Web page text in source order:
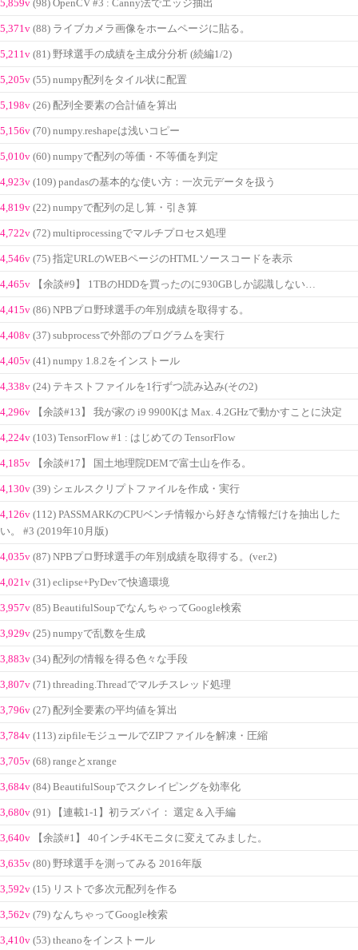
5,859v (98) OpenCV #3 : Canny法でエッジ抽出
5,371v (88) ライブカメラ画像をホームページに貼る。
5,211v (81) 野球選手の成績を主成分分析 (続編1/2)
5,205v (55) numpy配列をタイル状に配置
5,198v (26) 配列全要素の合計値を算出
5,156v (70) numpy.reshapeは浅いコピー
5,010v (60) numpyで配列の等価・不等価を判定
4,923v (109) pandasの基本的な使い方：一次元データを扱う
4,819v (22) numpyで配列の足し算・引き算
4,722v (72) multiprocessingでマルチプロセス処理
4,546v (75) 指定URLのWEBページのHTMLソースコードを表示
4,465v 【余談#9】 1TBのHDDを買ったのに930GBしか認識しない…
4,415v (86) NPBプロ野球選手の年別成績を取得する。
4,408v (37) subprocessで外部のプログラムを実行
4,405v (41) numpy 1.8.2をインストール
4,338v (24) テキストファイルを1行ずつ読み込み(その2)
4,296v 【余談#13】 我が家の i9 9900Kは Max. 4.2GHzで動かすことに決定
4,224v (103) TensorFlow #1 : はじめての TensorFlow
4,185v 【余談#17】 国土地理院DEMで富士山を作る。
4,130v (39) シェルスクリプトファイルを作成・実行
4,126v (112) PASSMARKのCPUベンチ情報から好きな情報だけを抽出した
い。 #3 (2019年10月版)
4,035v (87) NPBプロ野球選手の年別成績を取得する。(ver.2)
4,021v (31) eclipse+PyDevで快適環境
3,957v (85) BeautifulSoupでなんちゃってGoogle検索
3,929v (25) numpyで乱数を生成
3,883v (34) 配列の情報を得る色々な手段
3,807v (71) threading.Threadでマルチスレッド処理
3,796v (27) 配列全要素の平均値を算出
3,784v (113) zipfileモジュールでZIPファイルを解凍・圧縮
3,705v (68) rangeとxrange
3,684v (84) BeautifulSoupでスクレイピングを効率化
3,680v (91) 【連載1-1】初ラズパイ： 選定＆入手編
3,640v 【余談#1】 40インチ4Kモニタに変えてみました。
3,635v (80) 野球選手を測ってみる 2016年版
3,592v (15) リストで多次元配列を作る
3,562v (79) なんちゃってGoogle検索
3,410v (53) theanoをインストール